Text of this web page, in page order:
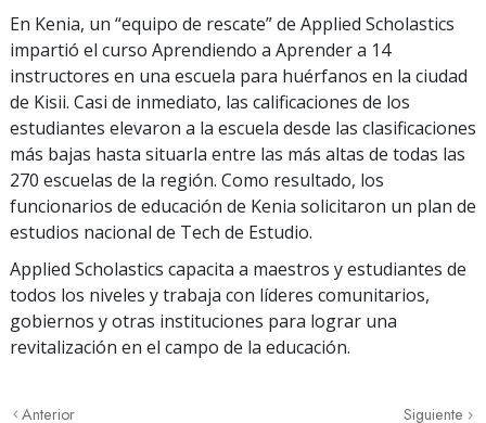
En Kenia, un “equipo de rescate” de Applied Scholastics
impartió el curso Aprendiendo a Aprender a 14
instructores en una escuela para huérfanos en la ciudad
de Kisii. Casi de inmediato, las calificaciones de los
estudiantes elevaron a la escuela desde las clasificaciones
más bajas hasta situarla entre las más altas de todas las
270 escuelas de la región. Como resultado, los
funcionarios de educación de Kenia solicitaron un plan de
estudios nacional de Tech de Estudio.
Applied Scholastics capacita a maestros y estudiantes de
todos los niveles y trabaja con líderes comunitarios,
gobiernos y otras instituciones para lograr una
revitalización en el campo de la educación.
Anterior Siguiente